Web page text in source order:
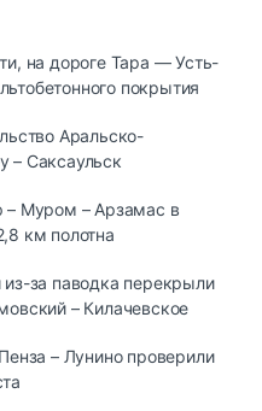
на дороге Тара — Усть-
покрытия
Аральско-
– Саксаульск
– Муром – Арзамас в
км полотна
за паводка перекрыли
– Килачевское
– Лунино проверили